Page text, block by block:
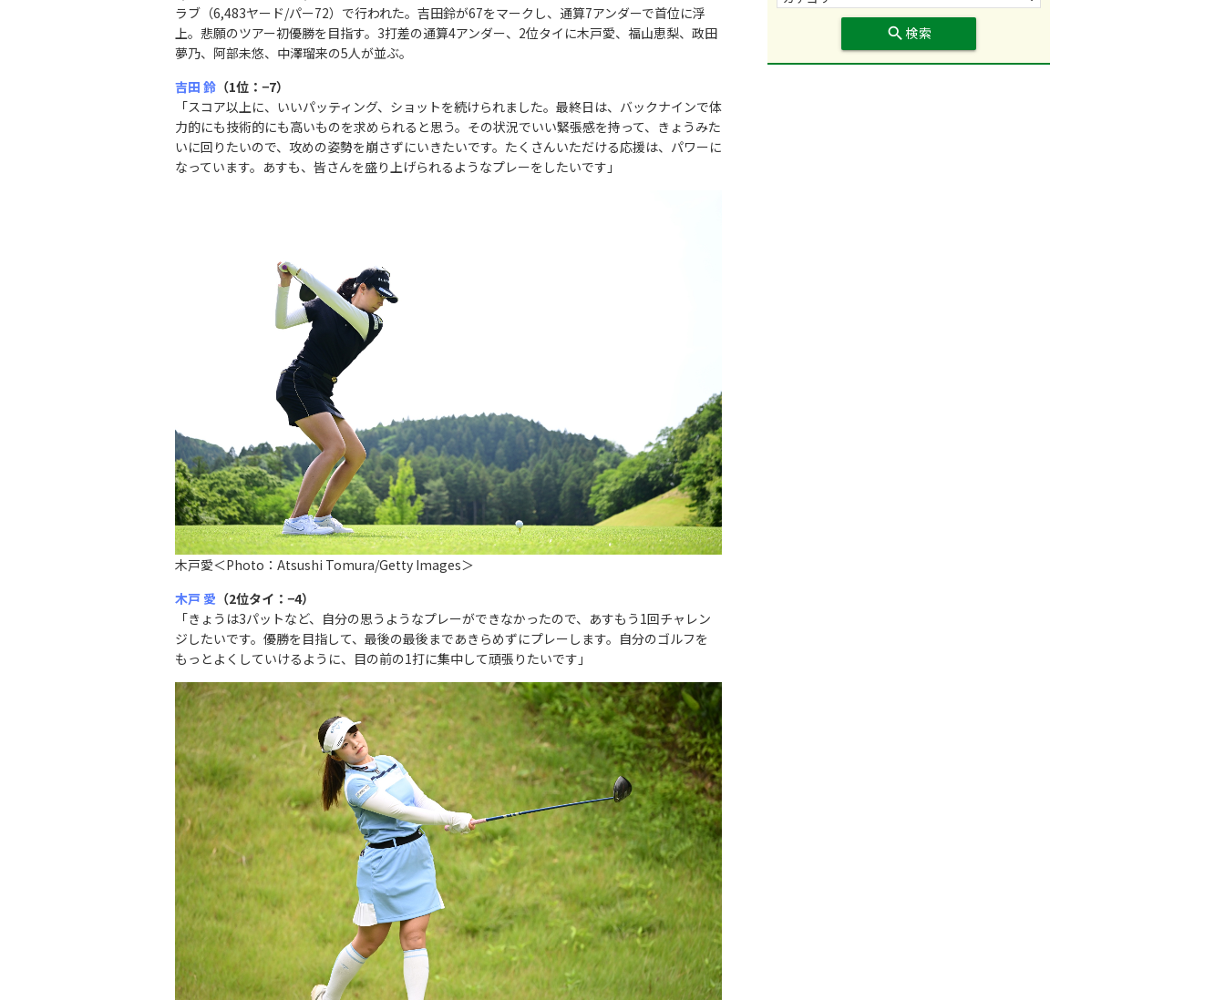
ラブ（6,483ヤード/パー72）で行われた。吉田鈴が67をマークし、通算7アンダーで首位に浮
上。悲願のツアー初優勝を目指す。3打差の通算4アンダー、2位タイに木戸愛、福山恵梨、政田
夢乃、阿部未悠、中澤瑠来の5人が並ぶ。
吉田 鈴 （1位：−7）
「スコア以上に、いいパッティング、ショットを続けられました。最終日は、バックナインで体
力的にも技術的にも高いものを求められると思う。その状況でいい緊張感を持って、きょうみた
いに回りたいので、攻めの姿勢を崩さずにいきたいです。たくさんいただける応援は、パワーに
なっています。あすも、皆さんを盛り上げられるようなプレーをしたいです」
木戸愛＜Photo：Atsushi Tomura/Getty Images＞
木戸 愛 （2位タイ：−4）
「きょうは3パットなど、自分の思うようなプレーができなかったので、あすもう1回チャレン
ジしたいです。優勝を目指して、最後の最後まであきらめずにプレーします。自分のゴルフを
もっとよくしていけるように、目の前の1打に集中して頑張りたいです」
search 検索